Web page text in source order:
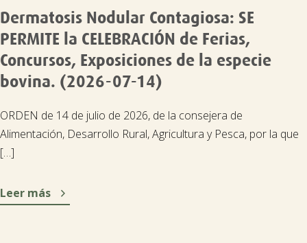
Tablón de anuncios
Lursail Market
Dermatosis Nodular Contagiosa: SE
PERMITE la CELEBRACIÓN de Ferias,
Concursos, Exposiciones de la especie
bovina. (2026-07-14)
ORDEN de 14 de julio de 2026, de la consejera de
Alimentación, Desarrollo Rural, Agricultura y Pesca, por la que
[…]
Leer más 